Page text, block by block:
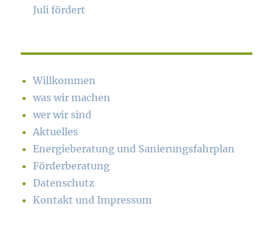
Juli fördert
Willkommen
was wir machen
wer wir sind
Aktuelles
Energieberatung und Sanierungsfahrplan
Förderberatung
Datenschutz
Kontakt und Impressum